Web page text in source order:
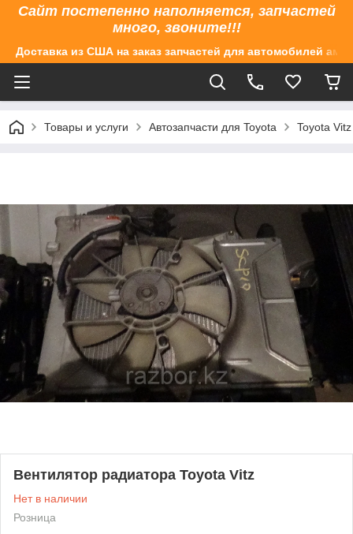
Сайт постепенно наполняется, запчастей
много, звоните!!!
Доставка из США на заказ запчастей для автомобилей
Товары и услуги Автозапчасти для Toyota Toyota
Вентилятор радиатора Toyota Vitz
Нет в наличии
Розница